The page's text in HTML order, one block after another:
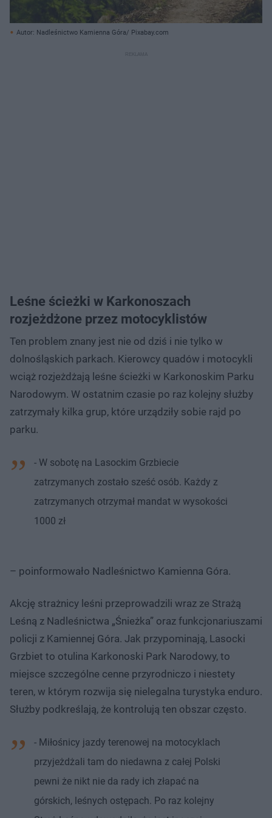
Autor: Nadleśnictwo Kamienna Góra/ Pixabay.com
Leśne ścieżki w Karkonoszach
rozjeżdżone przez motocyklistów
Ten problem znany jest nie od dziś i nie tylko w
dolnośląskich parkach. Kierowcy quadów i motocykli
wciąż rozjeżdżają leśne ścieżki w Karkonoskim Parku
Narodowym. W ostatnim czasie po raz kolejny służby
zatrzymały kilka grup, które urządziły sobie rajd po
parku.
- W sobotę na Lasockim Grzbiecie
zatrzymanych zostało sześć osób. Każdy z
zatrzymanych otrzymał mandat w wysokości
1000 zł
– poinformowało Nadleśnictwo Kamienna Góra.
Akcję strażnicy leśni przeprowadzili wraz ze Strażą
Leśną z Nadleśnictwa „Śnieżka” oraz funkcjonariuszami
policji z Kamiennej Góra. Jak przypominają, Lasocki
Grzbiet to otulina Karkonoski Park Narodowy, to
miejsce szczególne cenne przyrodniczo i niestety
teren, w którym rozwija się nielegalna turystyka enduro.
Służby podkreślają, że kontrolują ten obszar często.
- Miłośnicy jazdy terenowej na motocyklach
przyjeżdżali tam do niedawna z całej Polski
pewni że nikt nie da rady ich złapać na
górskich, leśnych ostępach. Po raz kolejny